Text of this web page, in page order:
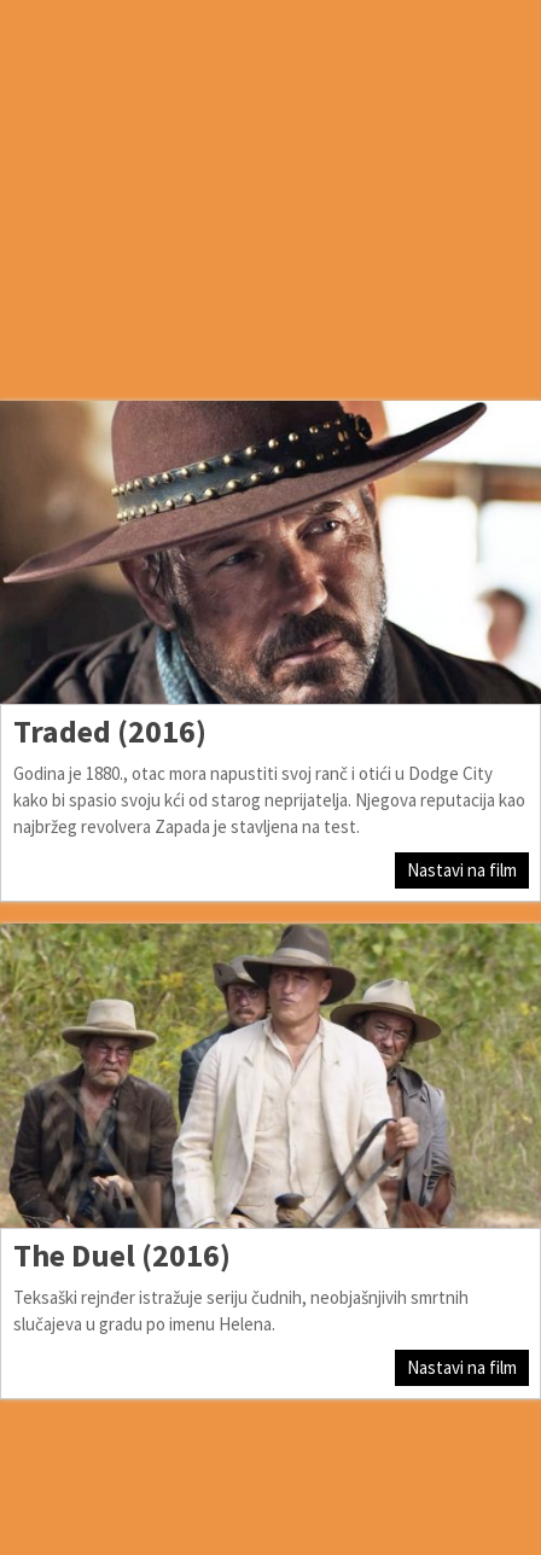
Traded (2016)
Godina je 1880., otac mora napustiti svoj ranč i otići u Dodge City
kako bi spasio svoju kći od starog neprijatelja. Njegova reputacija kao
najbržeg revolvera Zapada je stavljena na test.
Nastavi na film
The Duel (2016)
Teksaški rejnđer istražuje seriju čudnih, neobjašnjivih smrtnih
slučajeva u gradu po imenu Helena.
Nastavi na film